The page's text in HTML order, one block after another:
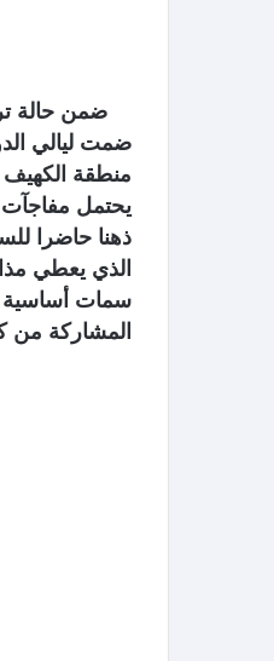
ضمن حالة
ضمت ليالي
منطقة
يحتمل مفاجآت
ذهنا حاضرا
الذي يعطي
سمات أساسية
المشاركة من